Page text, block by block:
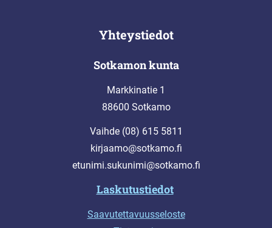
Yhteystiedot
Sotkamon kunta
Markkinatie 1
88600 Sotkamo
Vaihde (08) 615 5811
kirjaamo@sotkamo.fi
etunimi.sukunimi@sotkamo.fi
Laskutustiedot
Saavutettavuusseloste